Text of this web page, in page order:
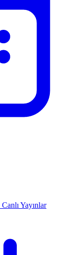
Canlı Yayınlar